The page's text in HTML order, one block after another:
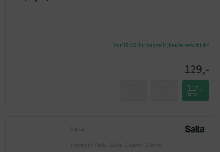
Vor 15:00 Uhr bestellt, heute verschickt
129,-
Salta
Trampolin Feder - Salta - Federn - 1 Jahre